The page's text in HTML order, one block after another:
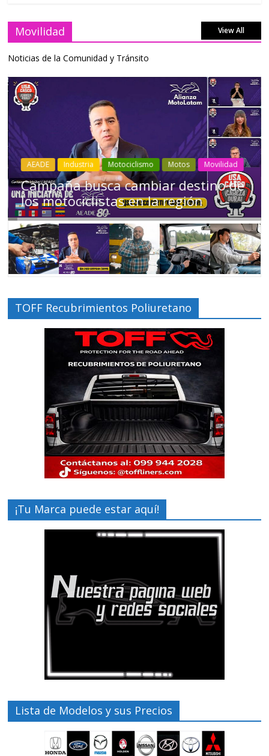
Movilidad View All
Noticias de la Comunidad y Tránsito
Industria Movilidad Transporte Varios
Choferes profesionales mantienen a
Ecuador en movimiento
TOFF Recubrimientos Poliuretano
¡Tu Marca puede estar aquí!
Lista de Modelos y sus Precios